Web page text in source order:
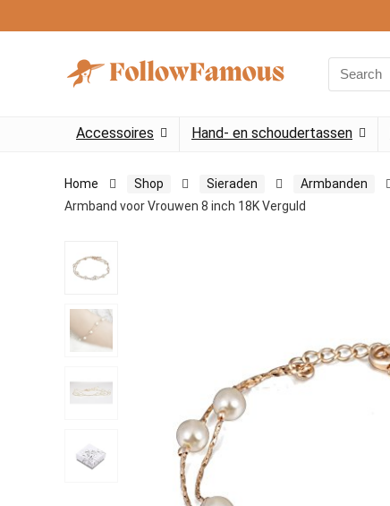
Search
for:
Accessoires Hand- en schoudertassen
Home Shop Sieraden Armbanden
Armband voor Vrouwen 8 inch 18K Verguld